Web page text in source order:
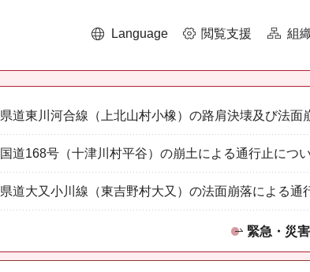
Language 閲覧支援 組
県道東川河合線（上北山村小橡）の路肩決壊及び法面
国道168号（十津川村平谷）の崩土による通行止につ
県道大又小川線（東吉野村大又）の法面崩落による通
緊急・災